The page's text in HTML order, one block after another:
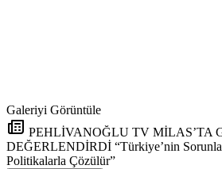
Galeriyi Görüntüle
PEHLİVANOĞLU TV MİLAS’TA
DEĞERLENDİRDİ “Türkiye’nin
Politikalarla Çözülür”